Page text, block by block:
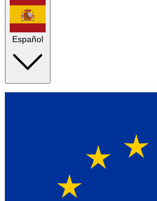
Español